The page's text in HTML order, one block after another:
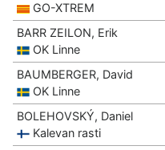
GO-XTREM
BARR ZEILON, Erik
OK Linne
BAUMBERGER, David
OK Linne
BOLEHOVSKÝ, Daniel
Kalevan rasti